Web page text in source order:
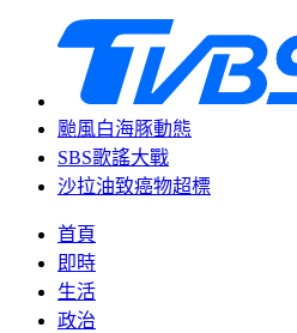
颱風白海豚動態
SBS歌謠大戰
沙拉油致癌物超標
首頁
即時
生活
政治